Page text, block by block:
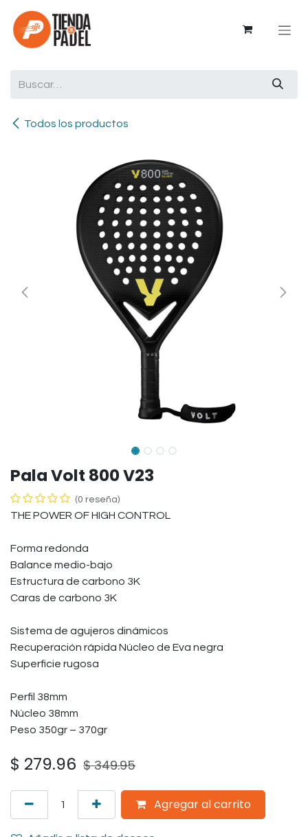
Ir al contenido
Todos los productos
​Pala Volt 800 V23
(0 reseña)
THE POWER OF HIGH CONTROL
Forma redonda
Balance medio-bajo
Estructura de carbono 3K
Caras de carbono 3K
Sistema de agujeros dinámicos
Recuperación rápida Núcleo de Eva negra
Superficie rugosa
Perfil 38mm
Núcleo 38mm
Peso 350gr – 370gr
$ 279.96 $349.95
Agregar al carrito